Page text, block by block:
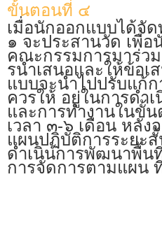
ขั้นตอนที่ ๔
เมื่อนักออกแบบได้จั
๑ จะประสานวัด เพื่
คณะกรรมการมาร่ว
รนําเสนอและให้ข้อเ
แบบจะนําไปปรับแก้
ควรให้ อยู่ในการดํา
และการทํางานในขั้
เวลา ๓-๖ เดือน หลัง
แผนปฏิบัติการระยะสั้
ดําเนินการพัฒนาพื้น
การจัดการตามแผน